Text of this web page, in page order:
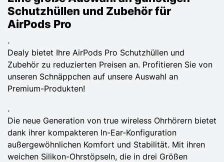
Schutzhüllen und Zubehör für
AirPods Pro
.
Dealy bietet Ihre AirPods Pro Schutzhüllen und
Zubehör zu reduzierten Preisen an. Profitieren Sie von
unseren Schnäppchen auf unsere Auswahl an
Premium-Produkten!
.
Die neue Generation von true wireless Ohrhörern bietet
dank ihrer kompakteren In-Ear-Konfiguration
außergewöhnlichen Komfort und Stabilität. Mit ihren
weichen Silikon-Ohrstöpseln, die in drei Größen